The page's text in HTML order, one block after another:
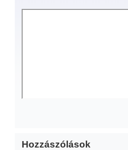
Hozzászólások